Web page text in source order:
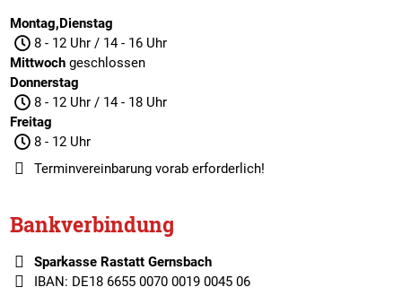
Montag,Dienstag
8 - 12 Uhr / 14 - 16 Uhr
Mittwochgeschlossen
Donnerstag
8 - 12 Uhr / 14 - 18 Uhr
Freitag
8 - 12 Uhr
Terminvereinbarungvorab erforderlich!
Bankverbindung
Sparkasse Rastatt Gernsbach
IBAN: DE18 6655 0070 0019 0045 06